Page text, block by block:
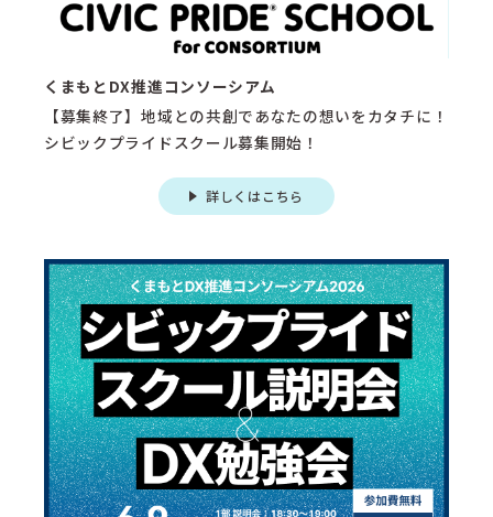
くまもとDX推進コンソーシアム
【募集終了】地域との共創であなたの想いをカタチに！
シビックプライドスクール募集開始！
詳しくはこちら